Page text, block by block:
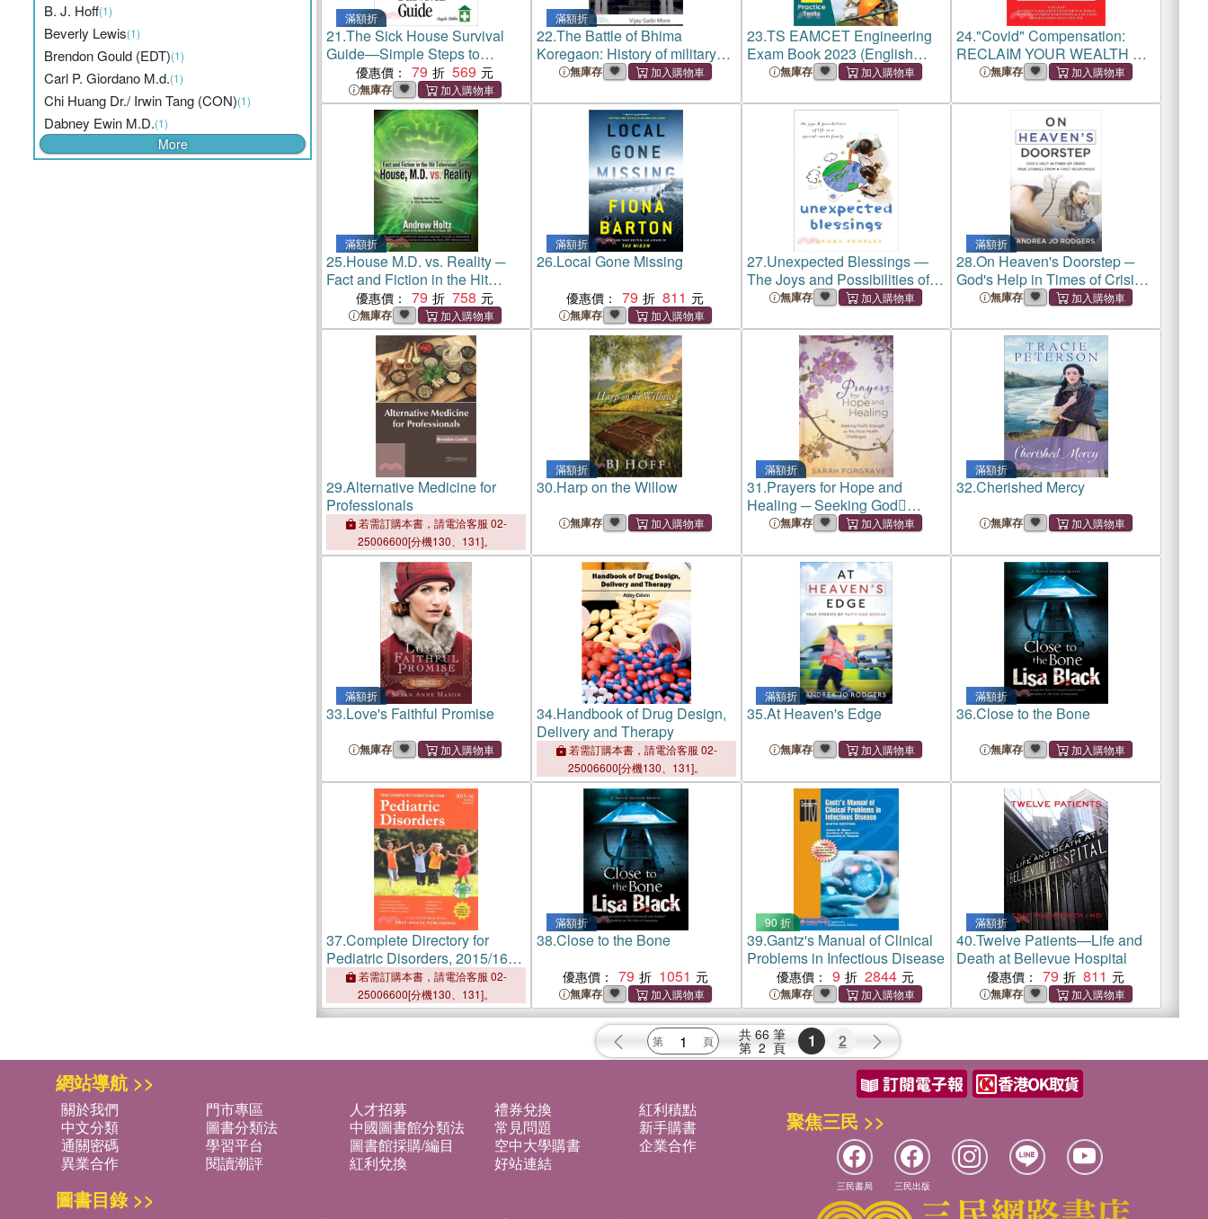
B. J. Hoff(1)
Beverly Lewis(1)
Brendon Gould (EDT)(1)
Carl P. Giordano M.d.(1)
Chi Huang Dr./ Irwin Tang (CON)(1)
Dabney Ewin M.D.(1)
More
滿額折
21.The Sick House Survival
Guide—Simple Steps to
Healthier Homes
優惠價： 79 569
無庫存
滿額折
22.The Battle of Bhima
Koregaon: History of military
culture in Maharashtra
無庫存
23.TS EAMCET Engineering
Exam Book 2023 (English
Edition) Telangana State
Medical Common Entrance
Test 10 Practice Tests (1
無庫存
24."Covid" Compensation:
RECLAIM YOUR WEALTH &
HEALTH Lost to Lockdowns &
SELF-HELP GUIDE
無庫存
滿額折
25.House M.D. vs. Reality ─
Fact and Fiction in the Hit
Television Series
優惠價： 79 758
無庫存
滿額折
26.Local Gone Missing
優惠價： 79 811
無庫存
27.Unexpected Blessings ―
The Joys and Possibilities of
Life in a Special-needs Family
無庫存
滿額折
28.On Heaven's Doorstep ─
God's Help in Times of Crisis--
true Stories from a First
無庫存
29.Alternative Medicine for
Professionals
若需訂購本書，請電洽客服 02-
25006600[分機130、131]。
滿額折
30.Harp on the Willow
無庫存
滿額折
31.Prayers for Hope and
Healing ─ Seeking God
Strength As You Face Health
無庫存
滿額折
32.Cherished Mercy
無庫存
滿額折
33.Love's Faithful Promise
無庫存
34.Handbook of Drug Design,
Delivery and Therapy
若需訂購本書，請電洽客服 02-
25006600[分機130、131]。
滿額折
35.At Heaven's Edge
無庫存
滿額折
36.Close to the Bone
無庫存
37.Complete Directory for
Pediatric Disorders, 2015/16
― Print Purchase Includes 1
Year Free Online Access
若需訂購本書，請電洽客服 02-
25006600[分機130、131]。
滿額折
38.Close to the Bone
優惠價： 79 1051
無庫存
90 折
39.Gantz's Manual of Clinical
Problems in Infectious Disease
優惠價： 9 2844
無庫存
滿額折
40.Twelve Patients—Life and
Death at Bellevue Hospital
優惠價： 79 811
無庫存
共 66 筆
第 2 頁 1 2
網站導航 >>
關於我們 門市專區 人才招募 禮券兌換
紅利積點
中文分類
圖書分類法 中國圖書館分類法 常見問題
新手購書
通關密碼
學習平台 圖書館採購/編目 空中大學購書
企業合作
異業合作
閱讀潮評 紅利兌換 好站連結
圖書目錄 >>
聚焦三民 >>
三民書局 三民出版